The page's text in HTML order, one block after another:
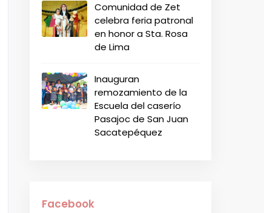
Comunidad de Zet
celebra feria patronal
en honor a Sta. Rosa
de Lima
Inauguran
remozamiento de la
Escuela del caserío
Pasajoc de San Juan
Sacatepéquez
Facebook